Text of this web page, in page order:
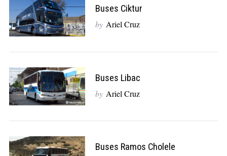
Buses Ciktur
by Ariel Cruz
Buses Libac
by Ariel Cruz
Buses Ramos Cholele